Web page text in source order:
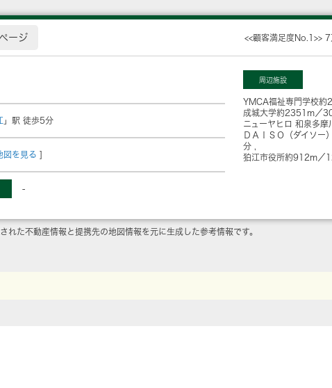
ージ <<顧客満足度No.1>> 7
」駅 徒歩5分
図を見る ]
-
周辺施設
YMCA福祉専門学校約
成城大学約2351m／
ニューヤヒロ 和泉多摩
ＤＡＩＳＯ（ダイソー
分
狛江市役所約912m／
た不動産情報と提携先の地図情報を元に生成した参考情報です。